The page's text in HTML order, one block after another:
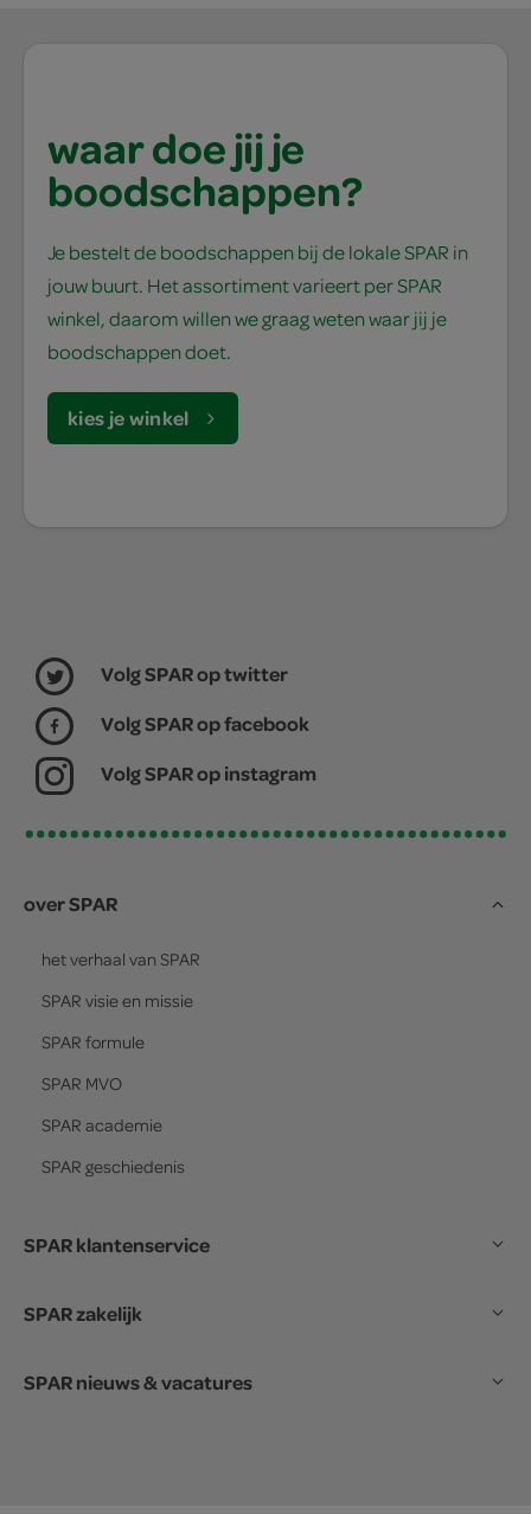
waar doe jij je
boodschappen?
Je bestelt de boodschappen bij de lokale SPAR in
jouw buurt. Het assortiment varieert per SPAR
winkel, daarom willen we graag weten waar jij je
boodschappen doet.
kies je winkel
Volg SPAR op twitter
Volg SPAR op facebook
Volg SPAR op instagram
over SPAR
het verhaal van SPAR
SPAR visie en missie
SPAR formule
SPAR MVO
SPAR academie
SPAR geschiedenis
SPAR klantenservice
SPAR zakelijk
SPAR nieuws & vacatures